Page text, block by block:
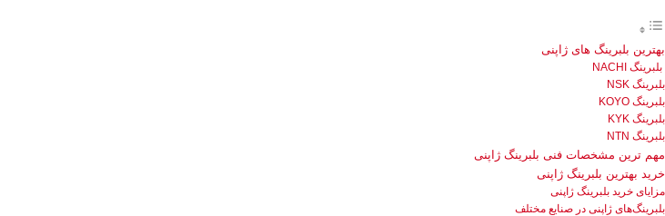
بهترین بلبرینگ های ژاپنی
بلبرینگ NACHI
بلبرینگ NSK
بلبرینگ KOYO
بلبرینگ KYK
بلبرینگ NTN
مهم ترین مشخصات فنی بلبرینگ ژاپنی
خرید بهترین بلبرینگ ژاپنی
مزایای خرید بلبرینگ ژاپنی
بلبرینگ‌های ژاپنی در صنایع مختلف